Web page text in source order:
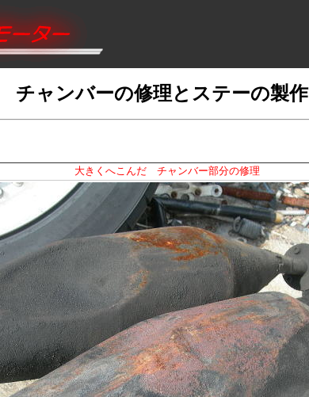
チャンバーの修理とステーの製作
大きくへこんだ チャンバー部分の修理